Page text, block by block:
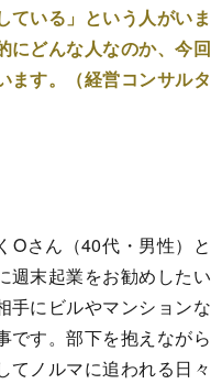
いる」という人がいま
にどんな人なのか、今回
ます。（経営コンサルタ
さん（40代・男性）と
週末起業をお勧めしたい
手にビルやマンションな
です。部下を抱えながら
てノルマに追われる日々